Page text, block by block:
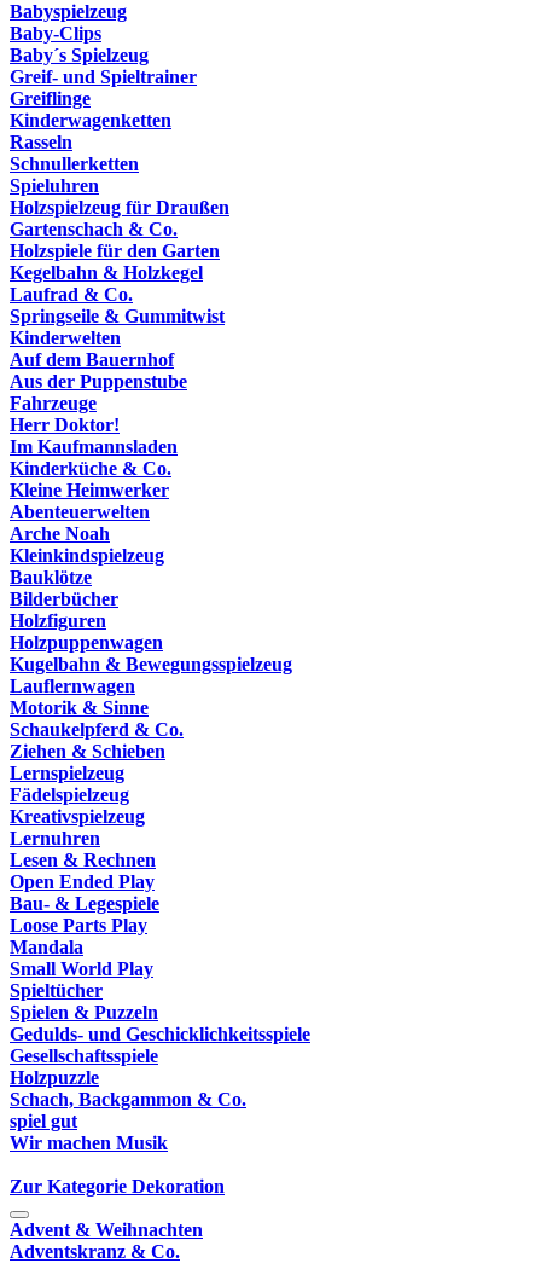
Babyspielzeug
Baby-Clips
Baby´s Spielzeug
Greif- und Spieltrainer
Greiflinge
Kinderwagenketten
Rasseln
Schnullerketten
Spieluhren
Holzspielzeug für Draußen
Gartenschach & Co.
Holzspiele für den Garten
Kegelbahn & Holzkegel
Laufrad & Co.
Springseile & Gummitwist
Kinderwelten
Auf dem Bauernhof
Aus der Puppenstube
Fahrzeuge
Herr Doktor!
Im Kaufmannsladen
Kinderküche & Co.
Kleine Heimwerker
Abenteuerwelten
Arche Noah
Kleinkindspielzeug
Bauklötze
Bilderbücher
Holzfiguren
Holzpuppenwagen
Kugelbahn & Bewegungsspielzeug
Lauflernwagen
Motorik & Sinne
Schaukelpferd & Co.
Ziehen & Schieben
Lernspielzeug
Fädelspielzeug
Kreativspielzeug
Lernuhren
Lesen & Rechnen
Open Ended Play
Bau- & Legespiele
Loose Parts Play
Mandala
Small World Play
Spieltücher
Spielen & Puzzeln
Gedulds- und Geschicklichkeitsspiele
Gesellschaftsspiele
Holzpuzzle
Schach, Backgammon & Co.
spiel gut
Wir machen Musik
Zur Kategorie Dekoration
Advent & Weihnachten
Adventskranz & Co.